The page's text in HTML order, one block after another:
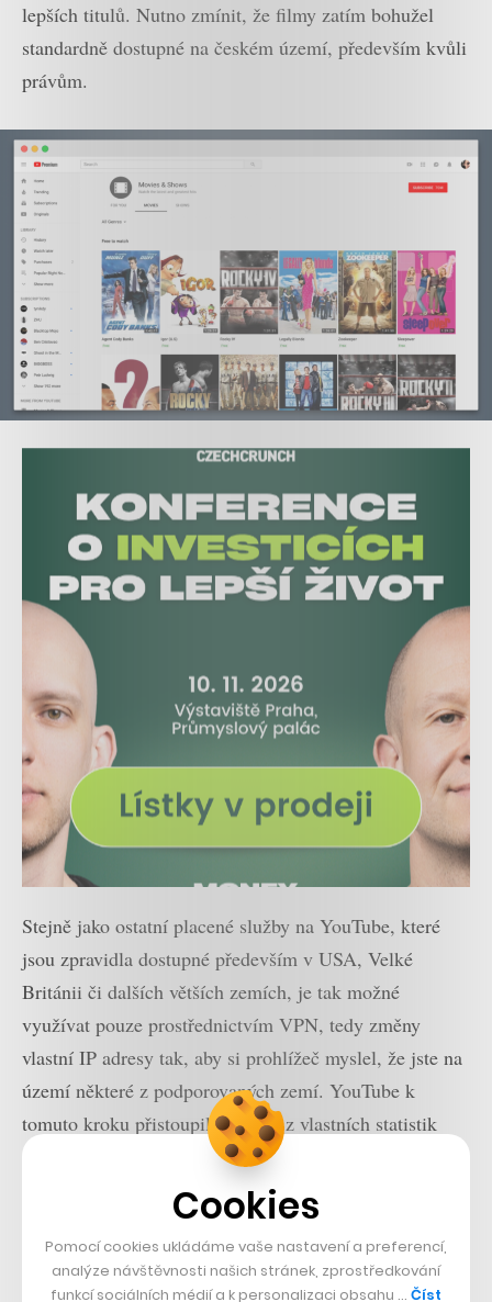
lepších titulů. Nutno zmínit, že filmy zatím bohužel
standardně dostupné na českém území, především kvůli
právům.
Stejně jako ostatní placené služby na YouTube, které
jsou zpravidla dostupné především v USA, Velké
Británii či dalších větších zemích, je tak možné
využívat pouze prostřednictvím VPN, tedy změny
vlastní IP adresy tak, aby si prohlížeč myslel, že jste na
území některé z podporovaných zemí. YouTube k
tomuto kroku přistoupil poté, co z vlastních statistik
vidí rostoucí počet uživatelů sledujících videa na
platformě z aplikace přímo ve svých chytrých televizích.
Přečtěte si také
Čína má plán, jak zachránit
Cookies
Pomocí cookies ukládáme vaše nastavení a preferencí,
analýze návštěvnosti našich stránek, zprostředkování
funkcí sociálních médií a k personalizaci obsahu … Číst